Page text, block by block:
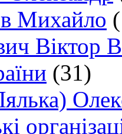
Михайло
Віктор
(31)